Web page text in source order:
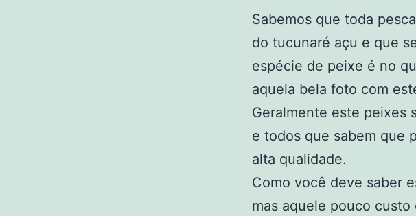
Sabemos que toda
do tucunaré açu e que
espécie de peixe é no
aquela bela foto com
Geralmente este peixes
e todos que sabem que
alta qualidade.
Como você deve saber
mas aquele pouco